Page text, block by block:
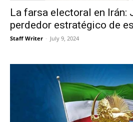
La farsa electoral en Irán:
perdedor estratégico de
Staff Writer - July 9, 2024